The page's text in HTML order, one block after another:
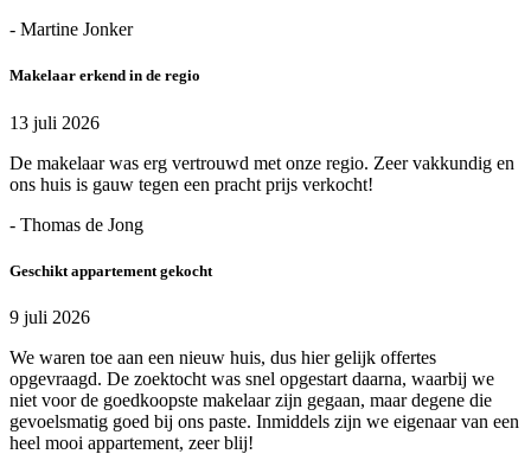
- Martine Jonker
Makelaar erkend in de regio
13 juli 2026
De makelaar was erg vertrouwd met onze regio. Zeer vakkundig en
ons huis is gauw tegen een pracht prijs verkocht!
- Thomas de Jong
Geschikt appartement gekocht
9 juli 2026
We waren toe aan een nieuw huis, dus hier gelijk offertes
opgevraagd. De zoektocht was snel opgestart daarna, waarbij we
niet voor de goedkoopste makelaar zijn gegaan, maar degene die
gevoelsmatig goed bij ons paste. Inmiddels zijn we eigenaar van een
heel mooi appartement, zeer blij!